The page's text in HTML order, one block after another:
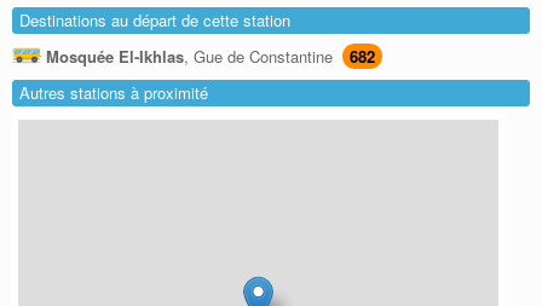
Destinations au départ de cette station
Mosquée El-Ikhlas, Gue de Constantine
682
Autres stations à proximité